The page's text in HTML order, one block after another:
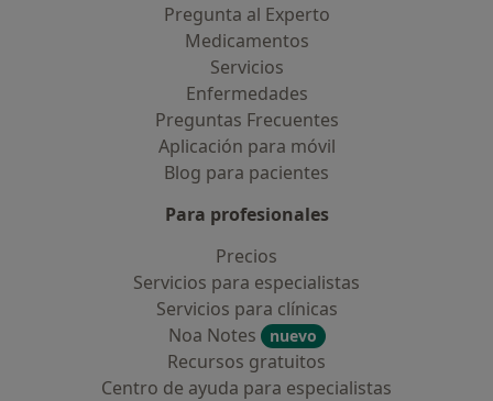
Pregunta al Experto
Medicamentos
Servicios
Enfermedades
Preguntas Frecuentes
Aplicación para móvil
Blog para pacientes
Para profesionales
Precios
Servicios para especialistas
Servicios para clínicas
Noa Notes
nuevo
Recursos gratuitos
Centro de ayuda para especialistas